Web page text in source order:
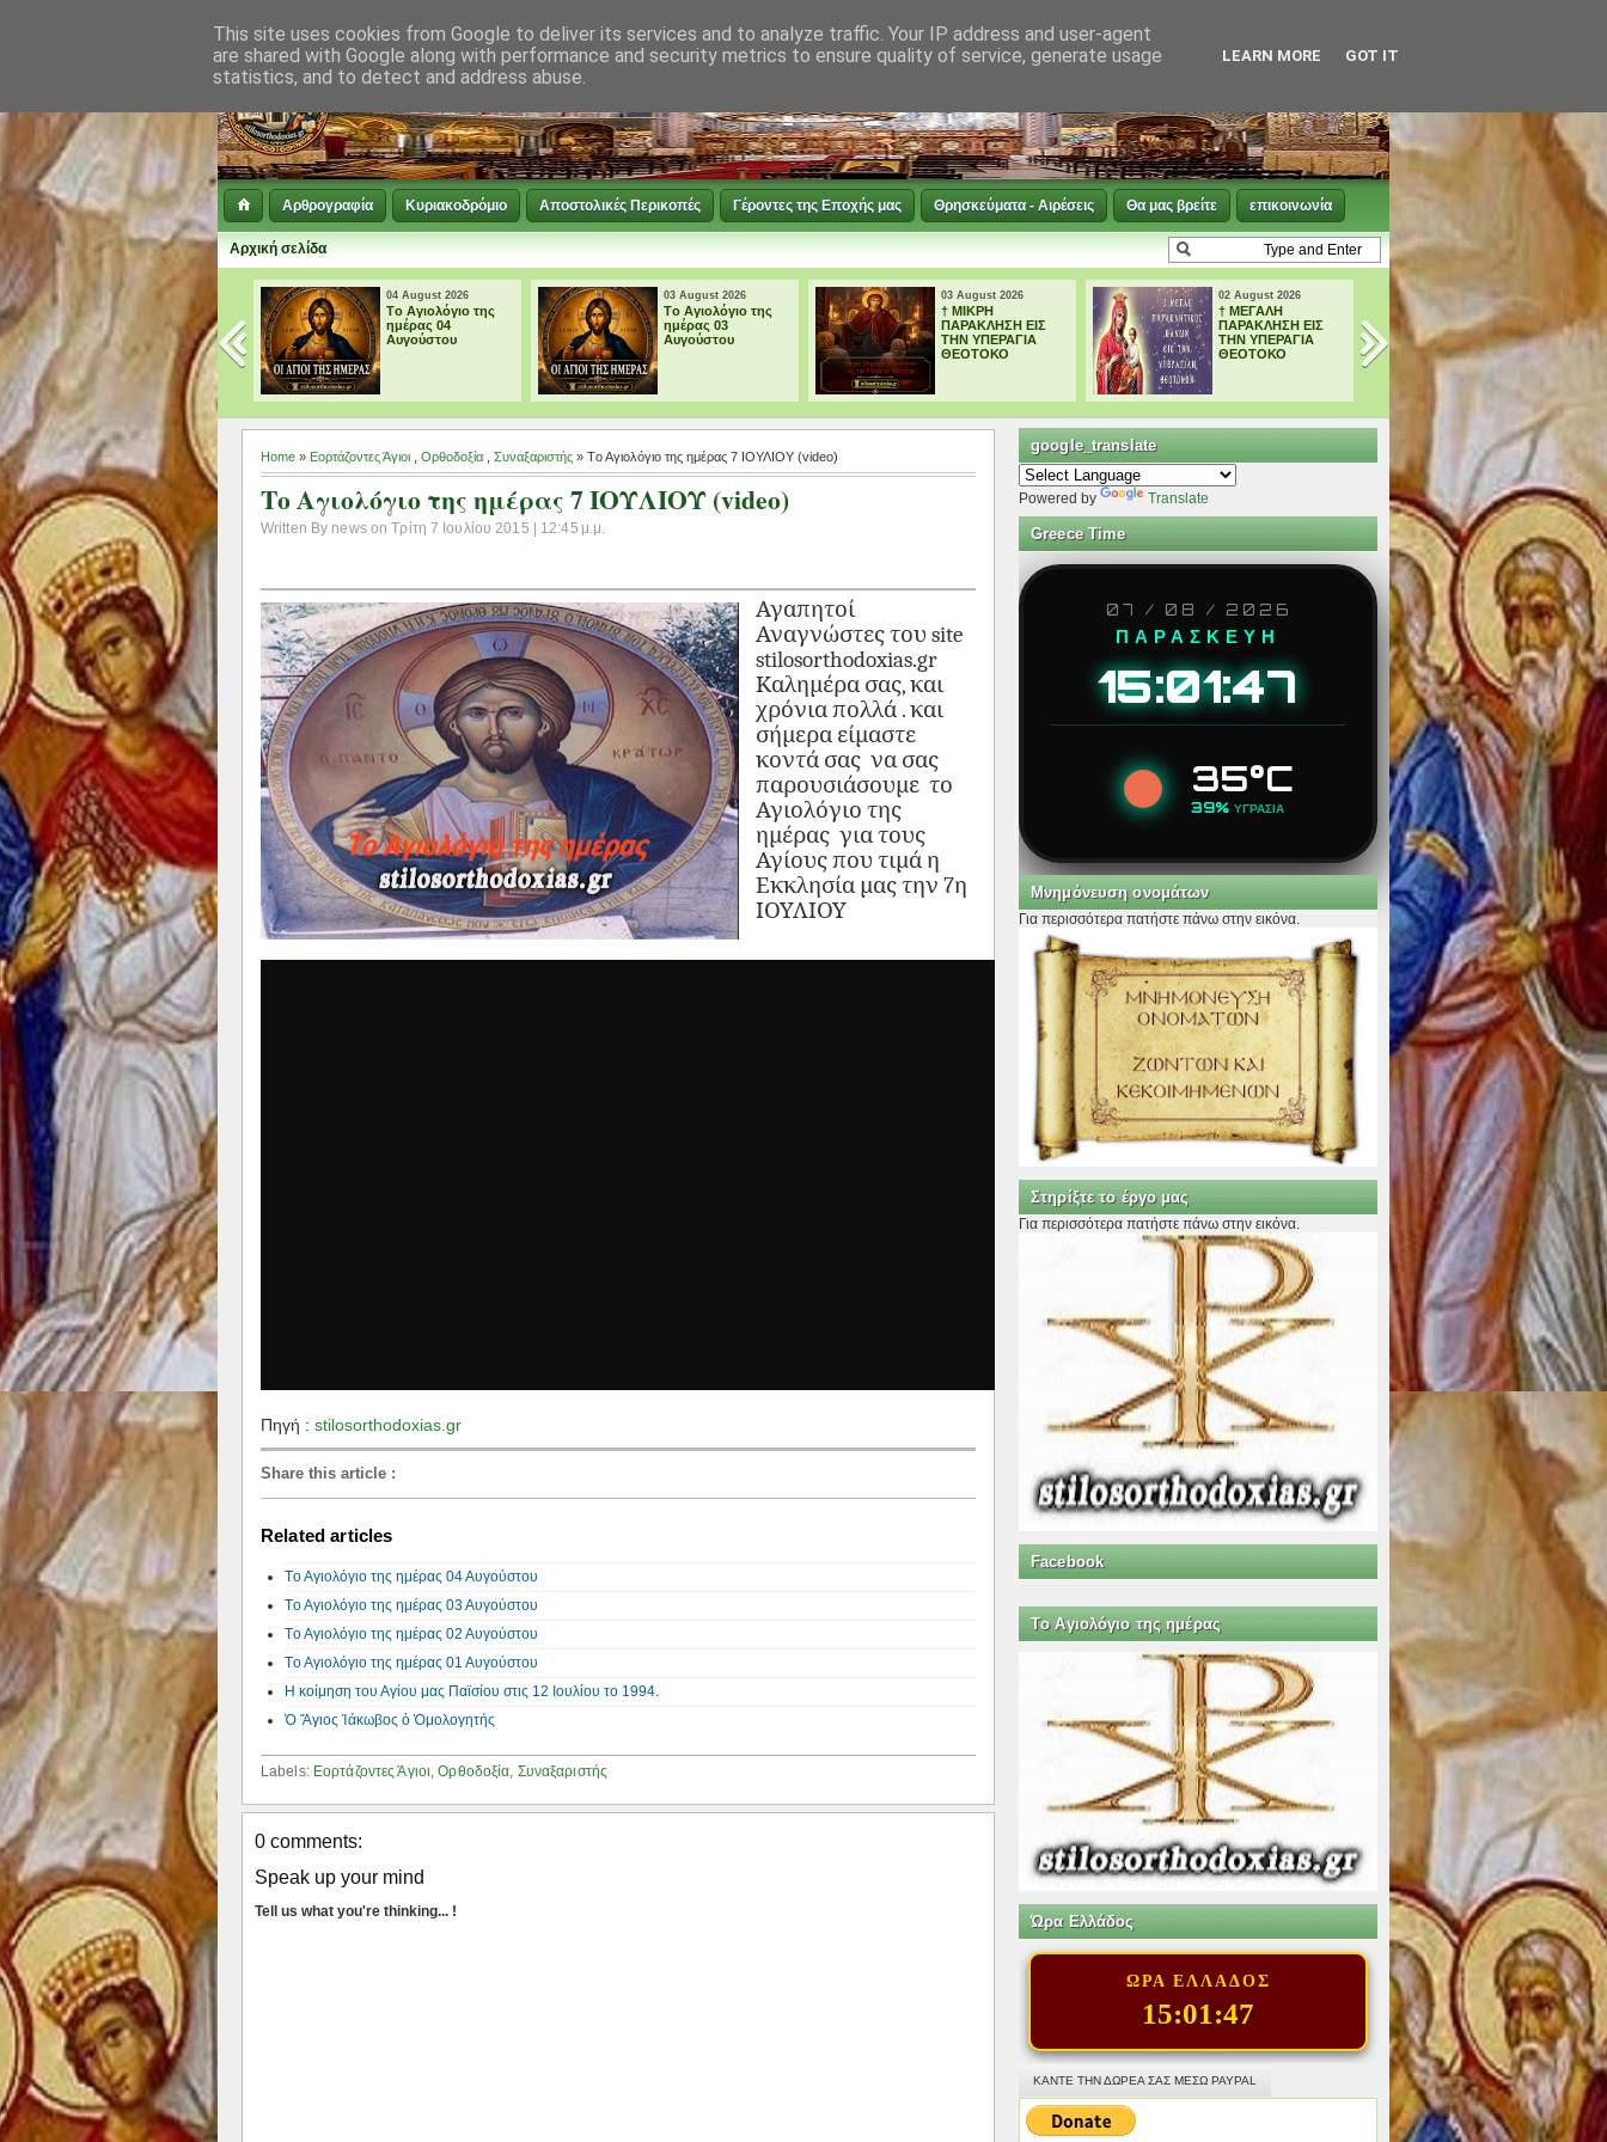
Αρθρογραφία Κυριακοδρόμιο Αποστολικές Περικοπές Γέροντες της Εποχής μας Θρησκεύματα - Αιρέσεις Θα μας βρείτε επικοινωνία
Αρχική σελίδα
04 August 2026
ΠΑΡΑΚΛΗΣΗ ΕΙΣ
ΤΗΝ ΥΠΕΡΑΓΙΑ
ΘΕΟΤΟΚΟ
04 August 2026
Tο Αγιολόγιο της
ημέρας 04
Αυγούστου
03 August 2026
Tο Αγιολόγιο της
ημέρας 03
Αυγούστου
03 August 2026
† ΜΙΚΡΗ
ΠΑΡΑΚΛΗΣΗ ΕΙΣ
ΤΗΝ ΥΠΕΡΑΓΙΑ
ΘΕΟΤΟΚΟ
02 August 2026
† ΜΕΓΑΛΗ
ΠΑΡΑΚΛΗΣΗ ΕΙΣ
ΤΗΝ ΥΠΕΡΑΓΙΑ
ΘΕΟΤΟΚΟ
02 August 2026
Tο Αγιολόγιο της
ημέρας 02
Αυγούστου
Home » Εορτάζοντες Άγιοι Ορθοδοξία Συναξαριστής » Tο Αγιολόγιο της ημέρας 7 ΙΟΥΛΙΟΥ (video)
Tο Αγιολόγιο της ημέρας 7 ΙΟΥΛΙΟΥ (video)
Written By news on Τρίτη 7 Ιουλίου 2015 | 12:45 μ.μ.
Αγαπητοί
Αναγνώστες του site
stilosorthodoxias.gr
Καλημέρα σας, και
χρόνια πολλά . και
σήμερα είμαστε
κοντά σας να σας
παρουσιάσουμε το
Αγιολόγιο της
ημέρας για τους
Αγίους που τιμά η
Εκκλησία μας την 7η
ΙΟΥΛΙΟΥ
Πηγή : stilosorthodoxias.gr
Share this article :
Related articles
Tο Αγιολόγιο της ημέρας 04 Αυγούστου
Tο Αγιολόγιο της ημέρας 03 Αυγούστου
Tο Αγιολόγιο της ημέρας 02 Αυγούστου
Tο Αγιολόγιο της ημέρας 01 Αυγούστου
Η κοίμηση του Αγίου μας Παϊσίου στις 12 Ιουλίου το 1994.
Ὁ Ἅγιος Ἰάκωβος ὁ Ὁμολογητής
Labels: Εορτάζοντες Άγιοι ,Ορθοδοξία Συναξαριστής
0 comments:
Speak up your mind
Tell us what you're thinking... !
google_translate
Powered by Translate
Greece Time
07 / 08 / 2026
ΠΑΡΑΣΚΕΥΗ
15:01:48
35°C
39% ΥΓΡΑΣΙΑ
Μνημόνευση ονομάτων
Για περισσότερα πατήστε πάνω στην εικόνα.
Στηρίξτε το έργο μας
Για περισσότερα πατήστε πάνω στην εικόνα.
Facebook
Tο Αγιολόγιο της ημέρας
Ώρα Ελλάδος
ΩΡΑ ΕΛΛΑΔΟΣ
15:01:48
ΚΑΝΤΕ ΤΗΝ ΔΩΡΕΑ ΣΑΣ ΜΕΣΩ PAYPAL
This site uses cookies from Google to deliver its services and to analyze traffic. Your IP address and user-agent
are shared with Google along with performance and security metrics to ensure quality of service, generate usage
statistics, and to detect and address abuse.
LEARN MORE GOT IT